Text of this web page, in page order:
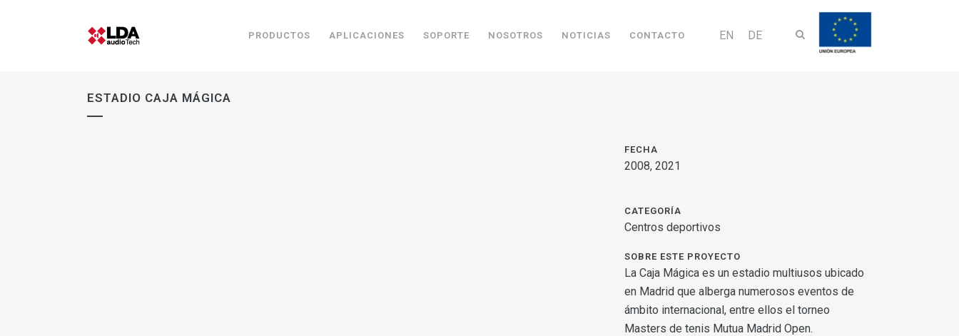
EN DE
PRODUCTOS APLICACIONES SOPORTE NOSOTROS NOTICIAS CONTACTO
ESTADIO CAJA MÁGICA
FECHA
2008, 2021
CATEGORÍA
Centros deportivos
SOBRE ESTE PROYECTO
La Caja Mágica es un estadio multiusos ubicado
en Madrid que alberga numerosos eventos de
ámbito internacional, entre ellos el torneo
Masters de tenis Mutua Madrid Open.